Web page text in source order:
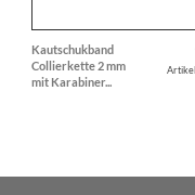
Kautschukband
Collierkette 2 mm
mit Karabiner...